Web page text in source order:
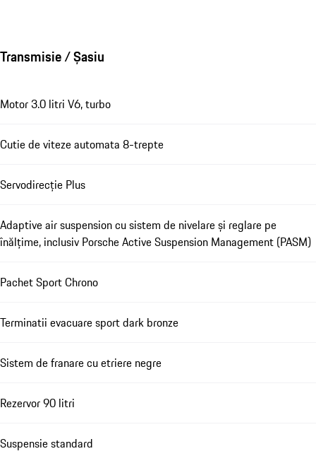
Transmisie / Șasiu
Motor 3.0 litri V6, turbo
Cutie de viteze automata 8-trepte
Servodirecție Plus
Adaptive air suspension cu sistem de nivelare și reglare pe
înălțime, inclusiv Porsche Active Suspension Management (PASM)
Pachet Sport Chrono
Terminatii evacuare sport dark bronze
Sistem de franare cu etriere negre
Rezervor 90 litri
Suspensie standard